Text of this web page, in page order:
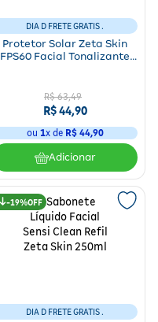
DIA D FRETE GRATIS .
Protetor Solar Zeta Skin
FPS60 Facial Tonalizante
R$ 63,49
R$44,90
ou 1x de R$ 44,90
Adicionar
19%
DIA D FRETE GRATIS .